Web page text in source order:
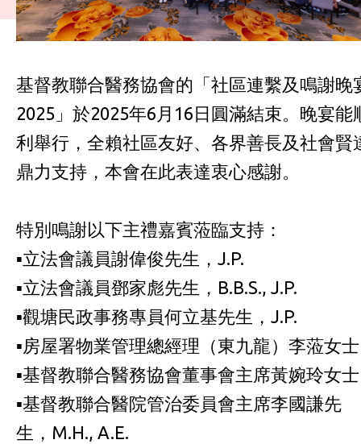
基督教聯合醫務協會的「社區連繫及鳴謝晚
2025」於2025年6月16日圓滿結束。晚宴能
利舉行，全賴社區友好、各界善長及社會賢
鼎力支持，本會在此表達衷心感謝。
特別鳴謝以下主禮嘉賓蒞臨支持：
▪️立法會議員謝偉俊先生，J.P.
▪️立法會議員鄧家彪先生，B.B.S., J.P.
▪️觀塘民政事務專員何立基先生，J.P.
▪️房屋署物業管理總經理（東九龍）李蒞女
▪️基督教聯合醫務協會董事會主席黃婉玲女
▪️基督教聯合醫院管治委員會主席李國謙先
生，M.H., A.E.